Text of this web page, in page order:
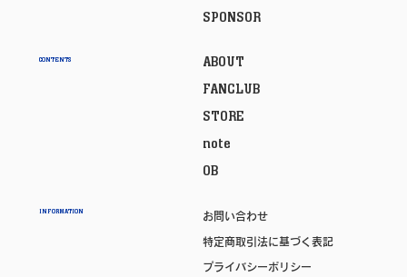
ABOUT
FANCLUB
STORE
note
OB
CONTENTS
SPONSOR
お問い合わせ
特定商取引法に基づく表記
プライバシーポリシー
INFORMATION